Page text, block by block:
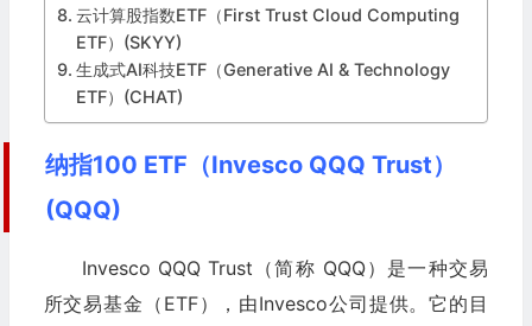
云计算股指数ETF（First Trust Cloud Computing
ETF）(SKYY)
生成式AI科技ETF（Generative AI & Technology
ETF）(CHAT)
纳指100 ETF（Invesco QQQ Trust）
(QQQ)
Invesco QQQ Trust（简称 QQQ）是一种交易
所交易基金（ETF），由Invesco公司提供。它的目